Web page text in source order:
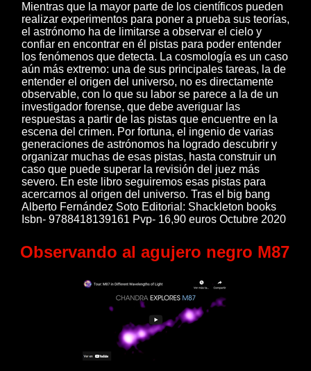
Mientras que la mayor parte de los científicos pueden
realizar experimentos para poner a prueba sus teorías,
el astrónomo ha de limitarse a observar el cielo y
confiar en encontrar en él pistas para poder entender
los fenómenos que detecta. La cosmología es un caso
aún más extremo: una de sus principales tareas, la de
entender el origen del universo, no es directamente
observable, con lo que su labor se parece a la de un
investigador forense, que debe averiguar las
respuestas a partir de las pistas que encuentre en la
escena del crimen. Por fortuna, el ingenio de varias
generaciones de astrónomos ha logrado descubrir y
organizar muchas de esas pistas, hasta construir un
caso que puede superar la revisión del juez más
severo. En este libro seguiremos esas pistas para
acercarnos al origen del universo. Tras el big bang
Alberto Fernández Soto Editorial: Shackleton books
Isbn- 9788418139161 Pvp- 16,90 euros Octubre 2020
Observando al agujero negro M87